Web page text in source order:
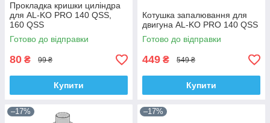
Прокладка кришки циліндра
для AL-KO PRO 140 QSS,
160 QSS
Готово до відправки
80 ₴ 99 ₴
Купити
Котушка запалювання для
двигуна AL-KO PRO 140 QSS
Готово до відправки
449 ₴ 549 ₴
Купити
–17% –17%